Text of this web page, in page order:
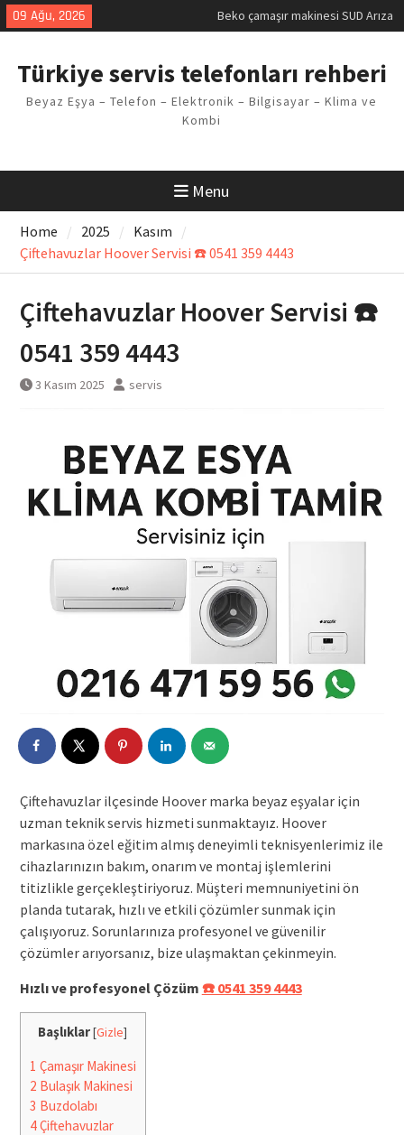
Skip
to
09 Ağu, 2026
Demirdöküm buzdolabı E1 Arıza
Arızası Çözümü
E02 Arıza Kodu Regal kombi
Sorunu
Türkiye servis telefonları rehberi
Beyaz Eşya – Telefon – Elektronik – Bilgisayar – Klima ve
Kombi
Menu
Home 2025
Kasım
Çiftehavuzlar Hoover Servisi ☎️ 0541 359 4443
Çiftehavuzlar Hoover Servisi ☎️
0541 359 4443
3 Kasım 2025 servis
Çiftehavuzlar ilçesinde Hoover marka beyaz eşyalar için
uzman teknik servis hizmeti sunmaktayız. Hoover
markasına özel eğitim almış deneyimli teknisyenlerimiz ile
cihazlarınızın bakım, onarım ve montaj işlemlerini
titizlikle gerçekleştiriyoruz. Müşteri memnuniyetini ön
planda tutarak, hızlı ve etkili çözümler sunmak için
çalışıyoruz. Sorunlarınıza profesyonel ve güvenilir
çözümler arıyorsanız, bize ulaşmaktan çekinmeyin.
Hızlı ve profesyonel Çözüm ☎️ 0541 359 4443
Başlıklar[Gizle]
1 Çamaşır Makinesi
2 Bulaşık Makinesi
3 Buzdolabı
4Çiftehavuzlar